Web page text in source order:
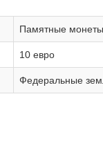
Памятные монеты
10 евро
Федеральные